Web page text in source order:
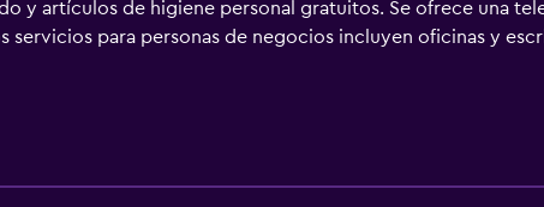
y artículos de higiene personal gratuitos. Se ofrece una
servicios para personas de negocios incluyen oficinas y
Se ofrece servicio de limpieza todos los días.